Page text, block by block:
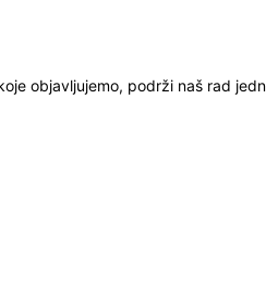
objavljujemo, podrži naš rad